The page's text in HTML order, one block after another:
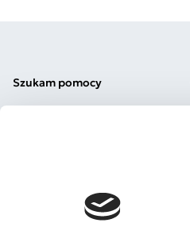
Szukam pomocy